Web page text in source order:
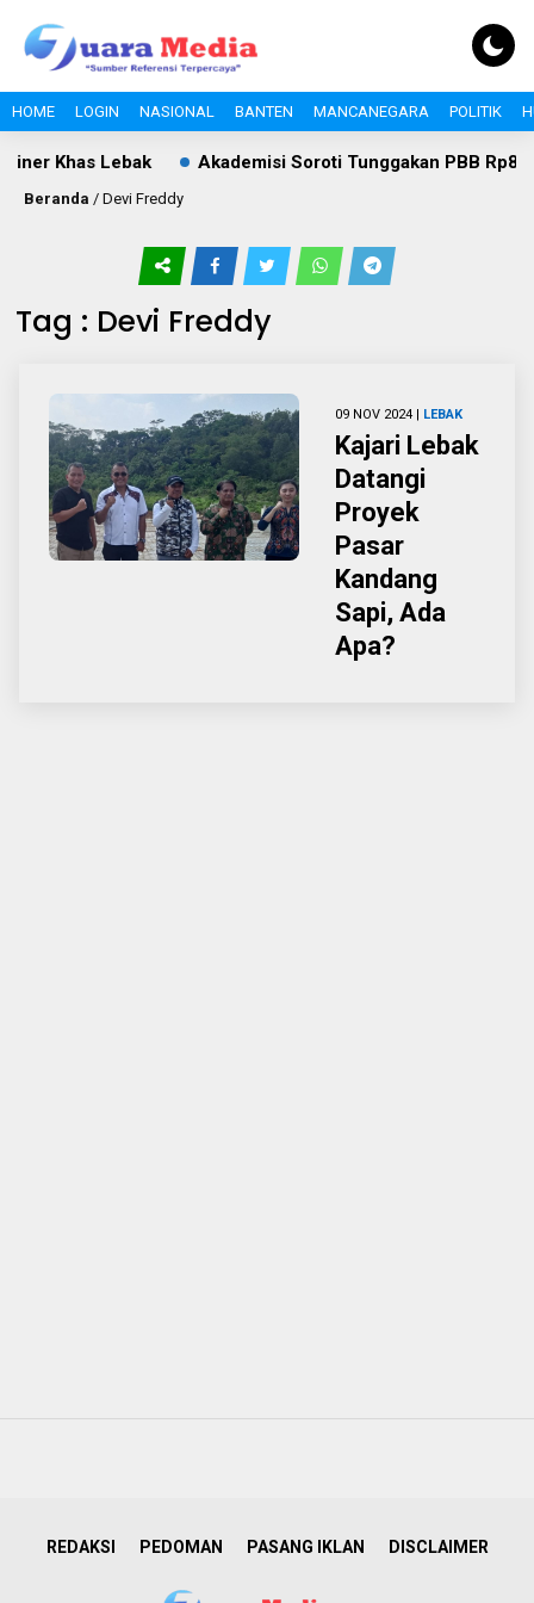
HOME LOGIN NASIONAL BANTEN MANCANEGARA POLITIK
Khas Lebak Akademisi Soroti Tunggakan PBB Rp8,4
Beranda / Devi Freddy
Tag : Devi Freddy
09 NOV 2024 | LEBAK
Kajari Lebak
Datangi
Proyek
Pasar
Kandang
Sapi, Ada
Apa?
REDAKSI PEDOMAN PASANG IKLAN DISCLAIMER